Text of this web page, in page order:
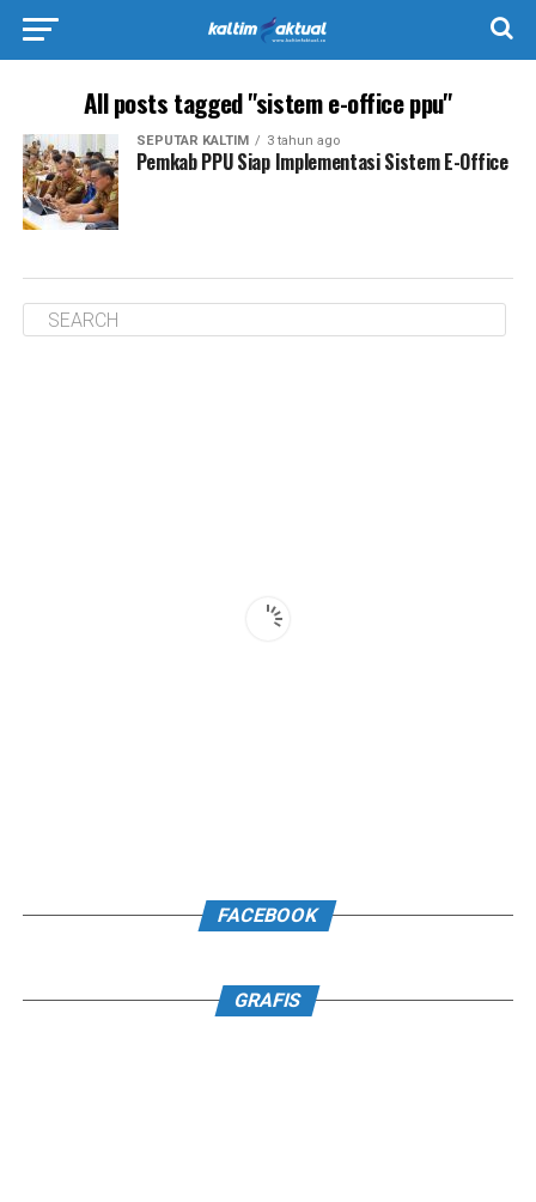
All posts tagged "sistem e-office ppu"
SEPUTAR KALTIM 3 tahun ago
Pemkab PPU Siap Implementasi Sistem E-Office
FACEBOOK
GRAFIS